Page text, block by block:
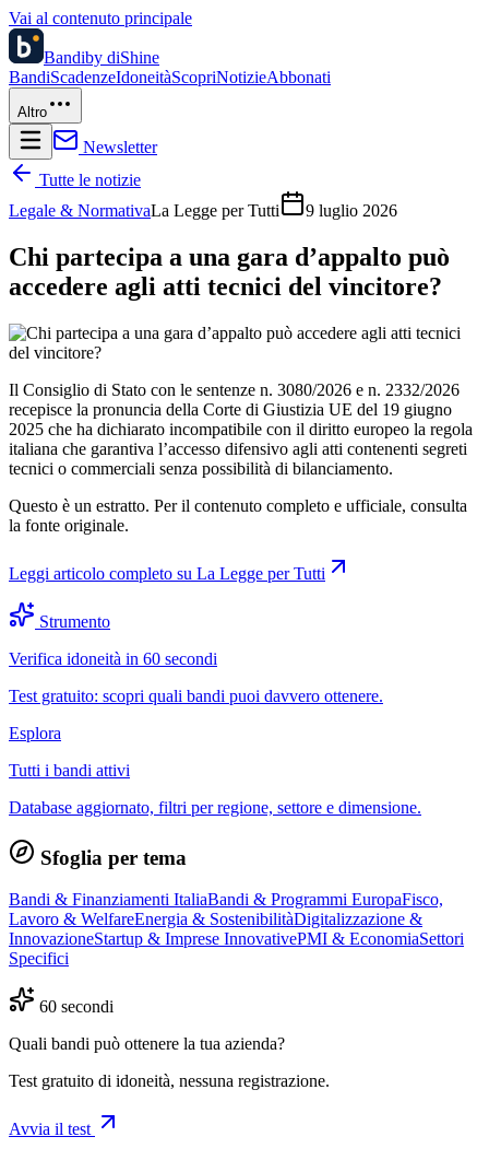
Vai al contenuto principale
Bandiby diShine
BandiScadenzeIdoneitàScopriNotizieAbbonati
Altro
Newsletter
Tutte le notizie
Legale & NormativaLa Legge per Tutti 9 luglio 2026
Chi partecipa a una gara d’appalto può
accedere agli atti tecnici del vincitore?
Il Consiglio di Stato con le sentenze n. 3080/2026 e n. 2332/2026
recepisce la pronuncia della Corte di Giustizia UE del 19 giugno
2025 che ha dichiarato incompatibile con il diritto europeo la regola
italiana che garantiva l’accesso difensivo agli atti contenenti segreti
tecnici o commerciali senza possibilità di bilanciamento.
Questo è un estratto. Per il contenuto completo e ufficiale, consulta
la fonte originale.
Leggi articolo completo su La Legge per Tutti
Strumento
Verifica idoneità in 60 secondi
Test gratuito: scopri quali bandi puoi davvero ottenere.
Esplora
Tutti i bandi attivi
Database aggiornato, filtri per regione, settore e dimensione.
Sfoglia per tema
Bandi & Finanziamenti ItaliaBandi & Programmi EuropaFisco,
Lavoro & WelfareEnergia & SostenibilitàDigitalizzazione &
InnovazioneStartup & Imprese InnovativePMI & EconomiaSettori
Specifici
60 secondi
Quali bandi può ottenere la tua azienda?
Test gratuito di idoneità, nessuna registrazione.
Avvia il test